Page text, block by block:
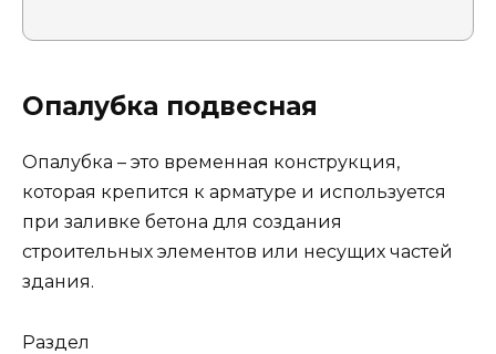
Опалубка подвесная
Опалубка – это временная конструкция,
которая крепится к арматуре и используется
при заливке бетона для создания
строительных элементов или несущих частей
здания.
Раздел